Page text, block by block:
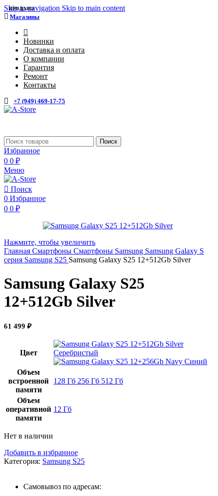
Skip to navigation Skip to main content
Магазины
Новинки
Доставка и оплата
О компании
Гарантия
Ремонт
Контакты
+7 (949) 469-17-75
Поиск
Избранное
0 0 ₽
Меню
Поиск
0 Избранное
0 0 ₽
ПРОДАНО
Нажмите, чтобы увеличить
Главная Смартфоны Смартфоны Samsung Samsung Galaxy S
серия Samsung S25 Samsung Galaxy S25 12+512Gb Silver
Samsung Galaxy S25
12+512Gb Silver
61 499 ₽
Цвет
Серебристый
Синий
Объем
встроенной
памяти
128 Гб 256 Гб 512 Гб
Объем
оперативной
памяти
12 Гб
Нет в наличии
Добавить в избранное
Категория: Samsung S25
Самовывоз по адресам: